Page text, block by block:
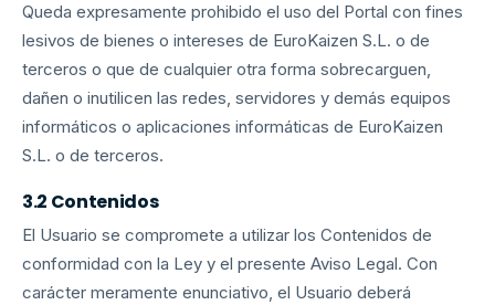
Queda expresamente prohibido el uso del Portal con fines
lesivos de bienes o intereses de EuroKaizen S.L. o de
terceros o que de cualquier otra forma sobrecarguen,
dañen o inutilicen las redes, servidores y demás equipos
informáticos o aplicaciones informáticas de EuroKaizen
S.L. o de terceros.
3.2 Contenidos
El Usuario se compromete a utilizar los Contenidos de
conformidad con la Ley y el presente Aviso Legal. Con
carácter meramente enunciativo, el Usuario deberá